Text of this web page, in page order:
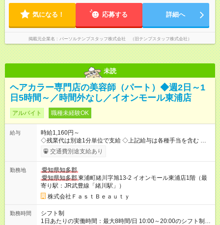
気になる！ 応募する 詳細へ
掲載元企業名 パーソルテンプスタッフ株式会社 （旧テンプスタッフ株式会社）
未読
ヘアカラー専門店の美容師（パート）◆週2日～1
日5時間～／時間外なし／イオンモール東浦店
アルバイト 職種未経験OK
給与
時給1,160円～
◇残業代は別途1分単位で支給 ◇上記給与は各種手当を含む ◇毎
月インセンティブポイント付与 ・店舗売上や入客人数などに応
じてインセンティブポイントを付与 ・ポイントは6ヶ月に一度引
理美容師手当あり 研修期間6ヶ月間は以下給与のみ変更あり 時
給1140円 ※交通費支給（全額支給） ※給与に関しては2025年度
の最低賃金を反映済み ※各都道府県の施行月より適応、入社時
期によっては変動の可能性あり 詳細は、採用担当へお問い合わ
せください 【試用期間】試用期間なし
交通費別途支給あり
勤務地
愛知県知多郡
愛知県知多郡東浦町緒川字旭13-2 イオンモール東浦店1階（最
寄り駅：JR武豊線「緒川駅」）
株式会社ＦａｓｔＢｅａｕｔｙ
勤務時間
シフト制
1日あたりの実働時間：最大8時間/日 10:00～20:00のシフト制